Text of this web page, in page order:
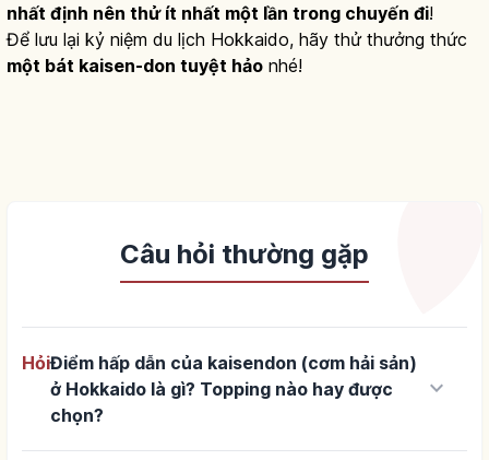
nhất định nên thử ít nhất một lần trong chuyến đi!
Để lưu lại kỷ niệm du lịch Hokkaido, hãy thử thưởng thức
một bát kaisen-don tuyệt hảo nhé!
Câu hỏi thường gặp
HỏiĐiểm hấp dẫn của kaisendon (cơm hải sản)
ở Hokkaido là gì? Topping nào hay được
chọn?
keyboard_arrow_down